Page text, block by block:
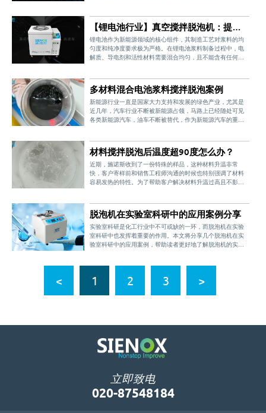
【锂电池行业】真空搅拌脱泡机：提高
浆料均匀性，助力高性能电池制造
锂电池作为新能源领域的核心组件，其制造工艺对浆料的均
匀度和纯净度要求极为严格。在锂电池浆料制备过程中，电
解质、导电剂和活性材料需要混合均匀，且不能含有任何气
多材料混合电池浆料搅拌脱泡案例
新能源行业一直是国家大力支持和发展的绿色产业，尤其是
近几年，汽车行业不断被新能源占领，马路上已经随处可见
各类新能源汽车，油车不断被替代，作为新能源汽车的重中
脱泡设备领域的优质生产企业，施诺斯搅拌脱
材料搅拌脱泡后温度超90度怎么办？
近期，施诺斯收到了一份特殊的样品，这种材料升温非常
快，客户寄样前和销售工程师沟通的时候也特别强调了材料
容易发热的特性。为了帮助客户解决材料升温过高且不影响
料粘度非常高，气泡非常密集，根据客户
脱泡机在实验室科研中的应用案例分享
实验室科研是化工行业中不可或缺的一环，而脱泡机在实验
室科研中也发挥着重要的作用。本文将分享几个脱泡机在实
验室科研中的应用案例，帮助读者更好地了解脱泡机的实际
< 1 2 3 >
立即致电
020-87548184